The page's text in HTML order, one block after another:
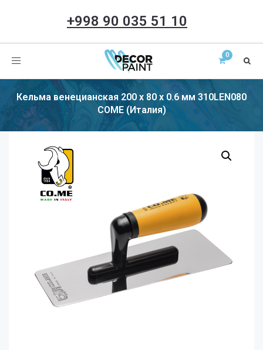
+998 90 035 51 10
Toggle
Кельма венецианская 200 х 80 х 0.6 мм 310LEN080
COME (Италия)